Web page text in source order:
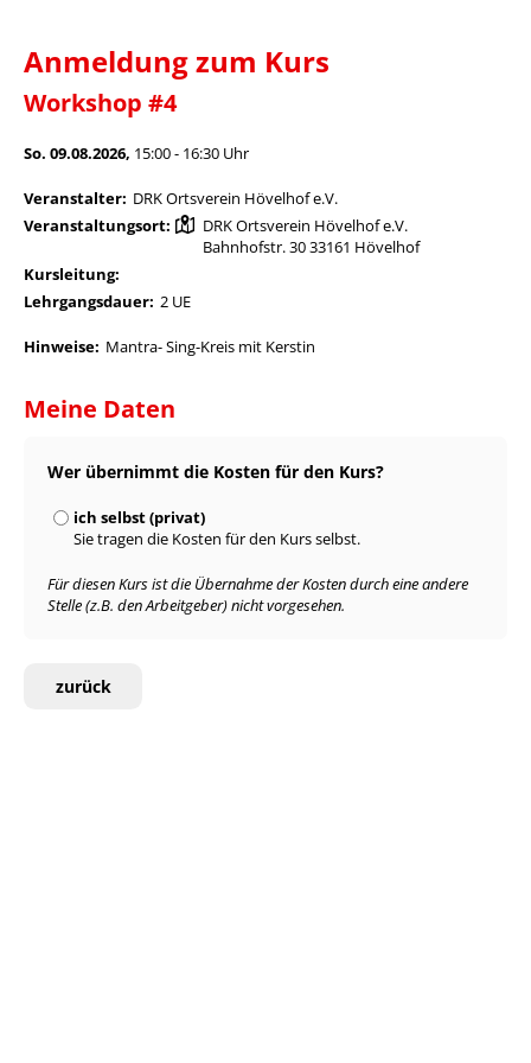
Anmeldung zum Kurs
Workshop #4
So. 09.08.2026, 15:00 - 16:30 Uhr
Veranstalter: DRK Ortsverein Hövelhof e.V.
Veranstaltungsort:
DRK Ortsverein Hövelhof e.V.
Bahnhofstr. 30 33161 Hövelhof
Kursleitung:
Lehrgangsdauer: 2 UE
Hinweise: Mantra- Sing-Kreis mit Kerstin
Meine Daten
Wer übernimmt die Kosten für den Kurs?
ich selbst (privat)
Sie tragen die Kosten für den Kurs selbst.
Für diesen Kurs ist die Übernahme der Kosten durch eine andere
Stelle (z.B. den Arbeitgeber) nicht vorgesehen.
zurück